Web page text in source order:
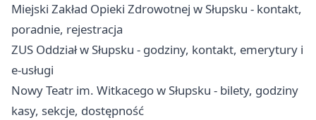
Miejski Zakład Opieki Zdrowotnej w Słupsku - kontakt,
poradnie, rejestracja
ZUS Oddział w Słupsku - godziny, kontakt, emerytury i
e-usługi
Nowy Teatr im. Witkacego w Słupsku - bilety, godziny
kasy, sekcje, dostępność